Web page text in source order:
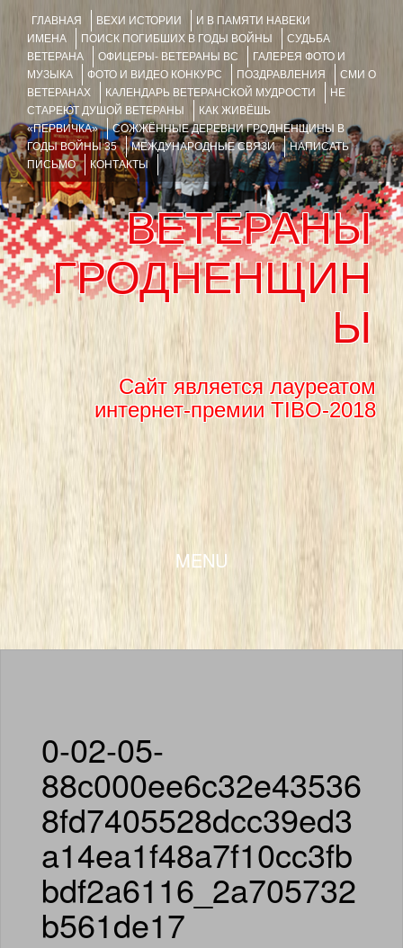
ГЛАВНАЯ ВЕХИ ИСТОРИИ
И В ПАМЯТИ НАВЕКИ
ИМЕНА
ПОИСК ПОГИБШИХ В ГОДЫ ВОЙНЫ
СУДЬБА
ВЕТЕРАНА
ОФИЦЕРЫ- ВЕТЕРАНЫ ВС
ГАЛЕРЕЯ ФОТО И
МУЗЫКА
ФОТО И ВИДЕО КОНКУРС ПОЗДРАВЛЕНИЯ
СМИ О
ВЕТЕРАНАХ
КАЛЕНДАРЬ ВЕТЕРАНСКОЙ МУДРОСТИ
НЕ
СТАРЕЮТ ДУШОЙ ВЕТЕРАНЫ
КАК ЖИВЁШЬ
«ПЕРВИЧКА»
СОЖЖЁННЫЕ ДЕРЕВНИ ГРОДНЕНЩИНЫ В
ГОДЫ ВОЙНЫ 35
МЕЖДУНАРОДНЫЕ СВЯЗИ
НАПИСАТЬ
ПИСЬМО
КОНТАКТЫ
ВЕТЕРАНЫ
ГРОДНЕНЩИН
Ы
Сайт является лауреатом
интернет-премии TIBO-2018
MENU
0-02-05-
88c000ee6c32e43536
8fd7405528dcc39ed3
a14ea1f48a7f10cc3fb
bdf2a6116_2a705732
b561de17